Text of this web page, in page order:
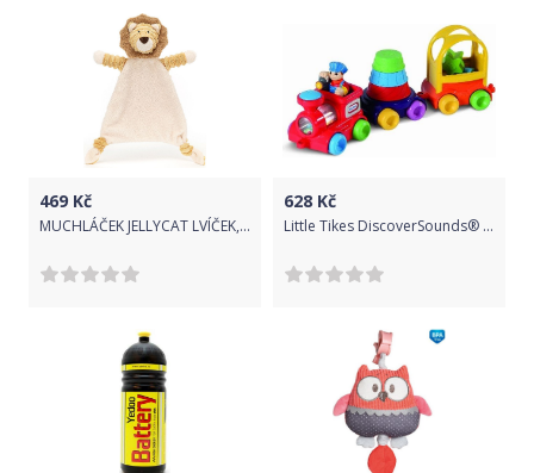
469 Kč
MUCHLÁČEK JELLYCAT LVÍČEK, CORDY ROY
628 Kč
Little Tikes DiscoverSounds® Vláček barvy a tvary